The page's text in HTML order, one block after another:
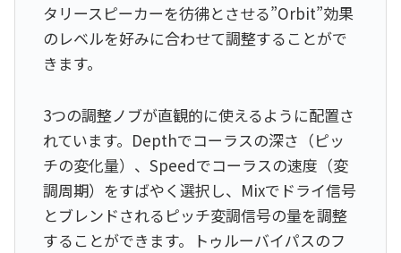
タリースピーカーを彷彿とさせる”Orbit”効果
のレベルを好みに合わせて調整することがで
きます。
3つの調整ノブが直観的に使えるように配置さ
れています。Depthでコーラスの深さ（ピッ
チの変化量）、Speedでコーラスの速度（変
調周期）をすばやく選択し、Mixでドライ信号
とブレンドされるピッチ変調信号の量を調整
することができます。トゥルーバイパスのフ